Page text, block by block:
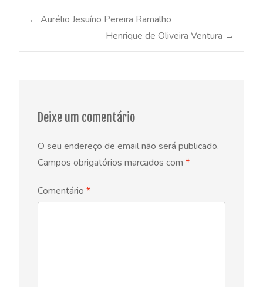
Post
← Aurélio Jesuíno Pereira Ramalho
Henrique de Oliveira Ventura →
Deixe um comentário
O seu endereço de email não será publicado.
Campos obrigatórios marcados com *
Comentário *